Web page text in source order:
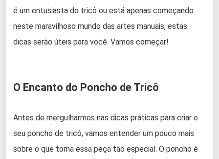
é um entusiasta do tricô ou está apenas começando
neste maravilhoso mundo das artes manuais, estas
dicas serão úteis para você. Vamos começar!
O Encanto do Poncho de Tricô
Antes de mergulharmos nas dicas práticas para criar o
seu poncho de tricô, vamos entender um pouco mais
sobre o que torna essa peça tão especial. O poncho é